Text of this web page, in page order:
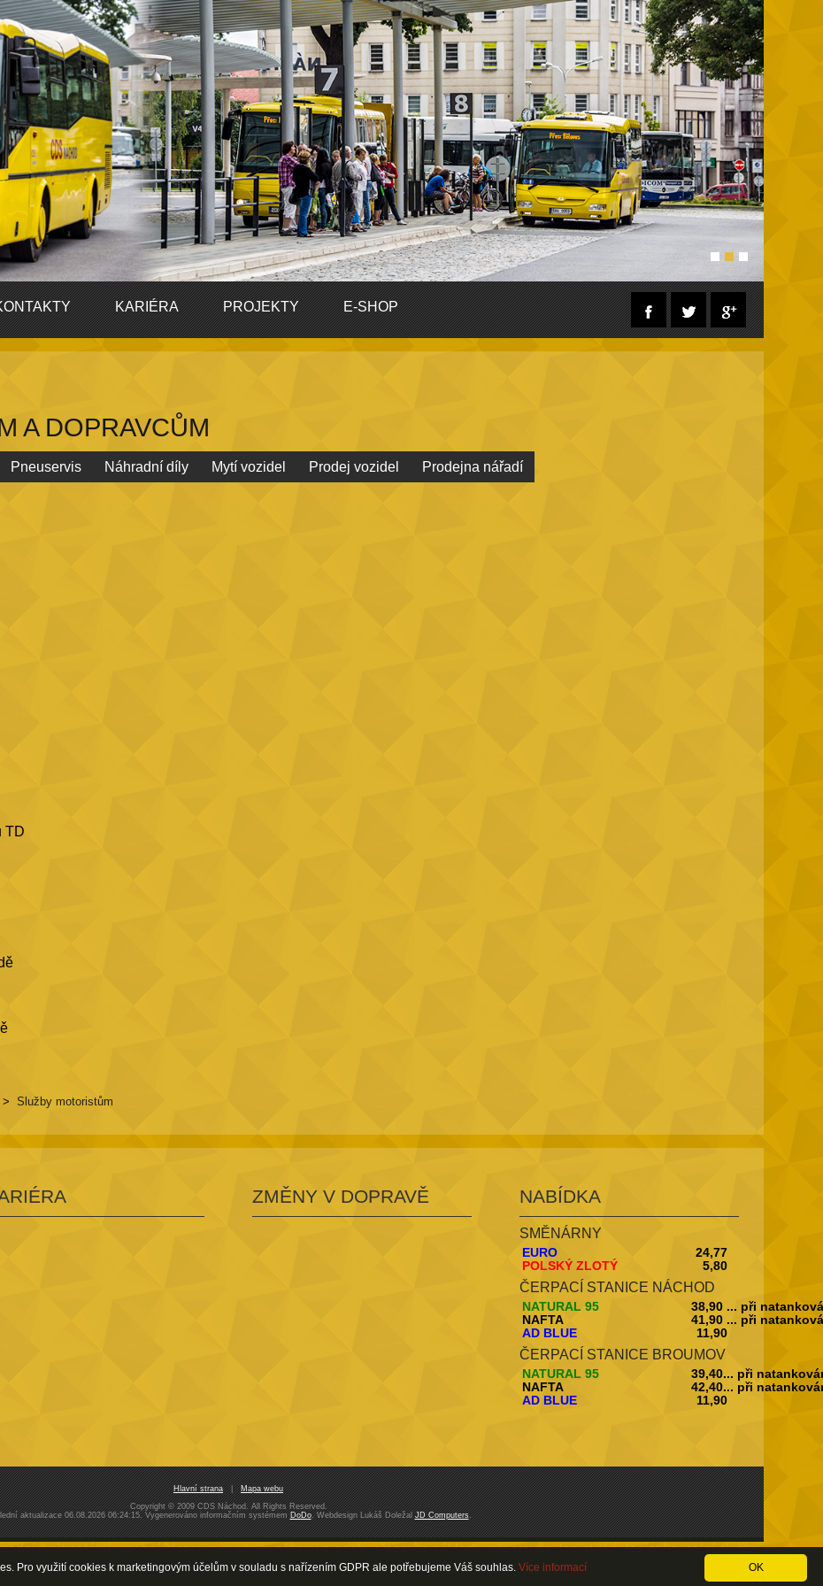
KARIÉRA PROJEKTY E-SHOP
A DOPRAVCŮM
Pneuservis Náhradní díly Mytí vozidel Prodej vozidel Prodejna nářadí
TD
>Služby motoristům
ZMĚNY V DOPRAVĚ NABÍDKA
SMĚNÁRNY
EURO
24,77
POLSKÝ ZLOTÝ
5,80
ČERPACÍ STANICE NÁCHOD
NATURAL 95
38,90 ... při
NAFTA
41,90 ... při
AD BLUE
11,90
ČERPACÍ STANICE BROUMOV
NATURAL 95
39,40... při
NAFTA
42,40... při
AD BLUE
11,90
Hlavní strana|Mapa webu
Copyright © 2009 CDS Náchod. All Rights Reserved.
aktualizace 06.08.2026 06:24:15. Vygenerováno informačním systémemDoDo. Webdesign Lukáš DoležalJD Computers.
vnitrostátní, osobní, dopravní podnik, přeprava osob, přeprava nákladu, přepravce, logistické, logistika, celní služby,
pohonných hmot, PHM, nafta - CDS s. r. o. Náchod
OK
Pro využití cookies k marketingovým účelům v souladu s nařízením GDPR ale potřebujeme Váš souhlas. Více informací